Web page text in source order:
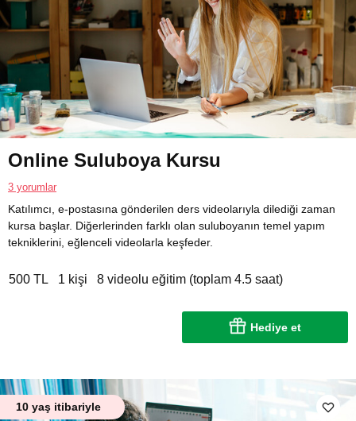
Online Suluboya Kursu
3 yorumlar
Katılımcı, e-postasına gönderilen ders videolarıyla dilediği zaman
kursa başlar. Diğerlerinden farklı olan suluboyanın temel yapım
tekniklerini, eğlenceli videolarla keşfeder.
500 TL 1 kişi 8 videolu eğitim (toplam 4.5 saat)
Hediye et
10 yaş itibariyle